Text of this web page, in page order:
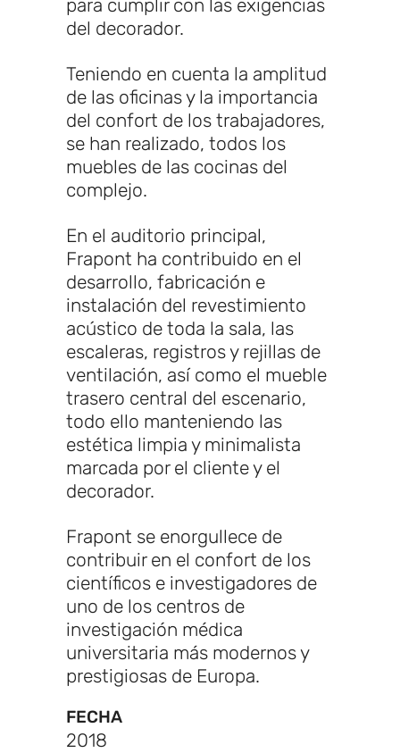
para cumplir con las exigencias
del decorador.
Teniendo en cuenta la amplitud
de las oficinas y la importancia
del confort de los trabajadores,
se han realizado, todos los
muebles de las cocinas del
complejo.
En el auditorio principal,
Frapont ha contribuido en el
desarrollo, fabricación e
instalación del revestimiento
acústico de toda la sala, las
escaleras, registros y rejillas de
ventilación, así como el mueble
trasero central del escenario,
todo ello manteniendo las
estética limpia y minimalista
marcada por el cliente y el
decorador.
Frapont se enorgullece de
contribuir en el confort de los
científicos e investigadores de
uno de los centros de
investigación médica
universitaria más modernos y
prestigiosas de Europa.
FECHA
2018